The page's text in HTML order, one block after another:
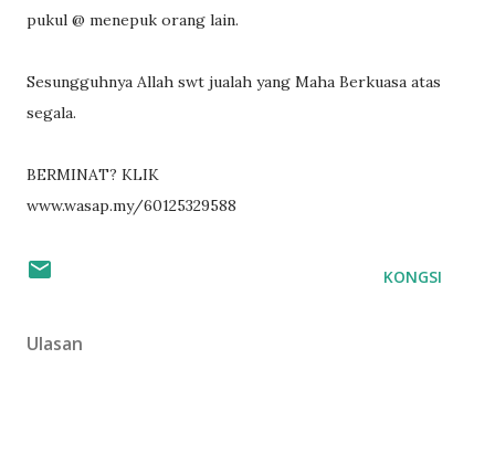
pukul @ menepuk orang lain.
Sesungguhnya Allah swt jualah yang Maha Berkuasa atas
segala.
BERMINAT? KLIK
www.wasap.my/60125329588
KONGSI
Ulasan